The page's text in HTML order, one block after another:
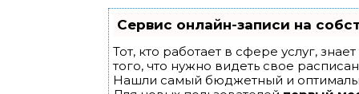
Сервис онлайн-записи на
Тот, кто работает в сфере услуг,
того, что нужно видеть свое
Нашли самый бюджетный и